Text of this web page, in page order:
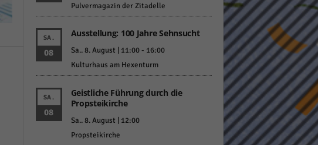
Pulvermagazin der Zitadelle
SA.
08
Ausstellung: 100 Jahre Sehnsucht
Sa.. 8. August | 11:00- 16:00
Kulturhaus am Hexenturm
SA.
08
Geistliche Führung durch die
Propsteikirche
Sa.. 8. August | 12:00
Propsteikirche